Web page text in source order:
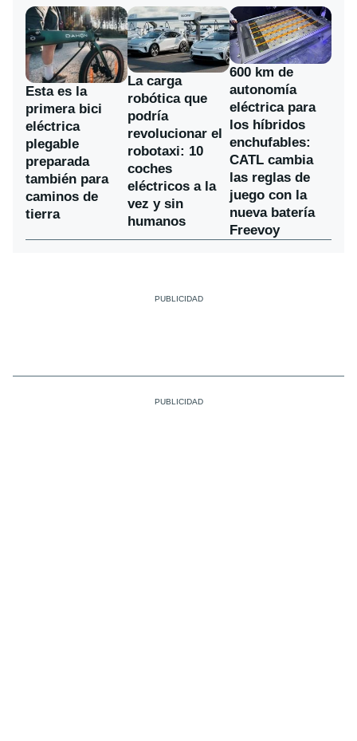
Esta es la
primera bici
eléctrica
plegable
preparada
también para
caminos de
tierra
La carga
robótica que
podría
revolucionar el
robotaxi: 10
coches
eléctricos a la
vez y sin
humanos
600 km de
autonomía
eléctrica para
los híbridos
enchufables:
CATL cambia
las reglas de
juego con la
nueva batería
Freevoy